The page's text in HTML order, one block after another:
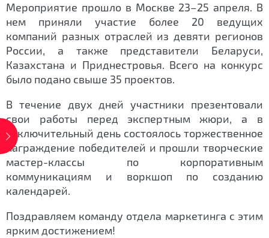
Мероприятие прошло в Москве 23–25 апреля. В
нем приняли участие более 20 ведущих
компаний разных отраслей из девяти регионов
России, а также представители Беларуси,
Казахстана и Приднестровья. Всего на конкурс
было подано свыше 35 проектов.
В течение двух дней участники презентовали
свои работы перед экспертным жюри, а в
заключительный день состоялось торжественное
награждение победителей и прошли творческие
мастер-классы по корпоративным
коммуникациям и воркшоп по созданию
календарей.
Поздравляем команду отдела маркетинга с этим
ярким достижением!